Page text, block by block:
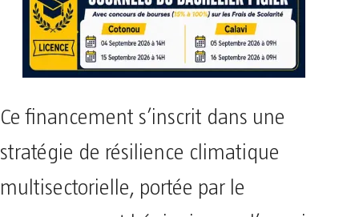
Ce financement s’inscrit dans une
stratégie de résilience climatique
multisectorielle, portée par le